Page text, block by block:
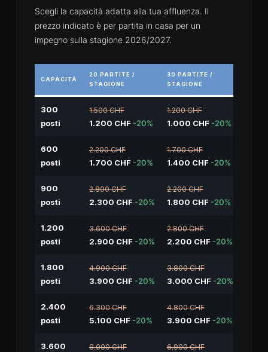
Scegli la capacità adatta alla tua affluenza. Il
prezzo indicato è per partita in casa per un
impegno sulla stagione 2026/2027.
CAPACITÀ
20 PARTITE /
STAGIONE
30 PARTITE /
STAGIONE
300
posti
1.500 CHF
1.200 CHF -20%
1.200 CHF
1.000 CHF -20%
600
posti
2.200 CHF
1.700 CHF -20%
1.700 CHF
1.400 CHF -20%
900
posti
2.800 CHF
2.300 CHF -20%
2.200 CHF
1.800 CHF -20%
1.200
posti
3.600 CHF
2.900 CHF -20%
2.800 CHF
2.200 CHF -20%
1.800
posti
4.900 CHF
3.900 CHF -20%
3.800 CHF
3.000 CHF -20%
2.400
posti
6.300 CHF
5.100 CHF -20%
4.800 CHF
3.900 CHF -20%
3.600
9.000 CHF 6.900 CHF